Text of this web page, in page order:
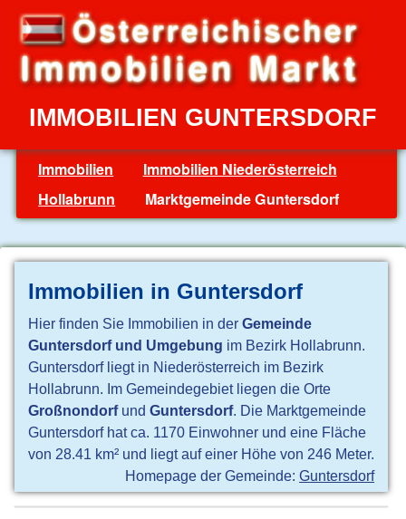
IMMOBILIEN GUNTERSDORF
Immobilien
Immobilien Niederösterreich
Hollabrunn
Marktgemeinde Guntersdorf
Immobilien in Guntersdorf
Hier finden Sie Immobilien in derGemeinde
Guntersdorf und Umgebung im Bezirk Hollabrunn.
Guntersdorf liegt in Niederösterreich im Bezirk
Hollabrunn. Im Gemeindegebiet liegen die Orte
GroßnondorfundGuntersdorf. Die Marktgemeinde
Guntersdorf hat ca. 1170 Einwohner und eine Fläche
von 28.41 km² und liegt auf einer Höhe von 246 Meter.
Homepage der Gemeinde:Guntersdorf